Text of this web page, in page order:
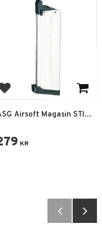
Add to favorites
Airsoft Magasin STI
KR